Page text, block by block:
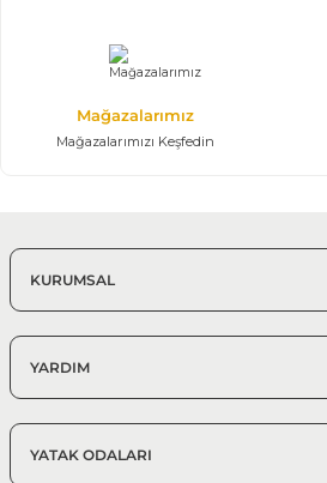
Mağazalarımız
Mağazalarımızı Keşfedin
KURUMSAL
YARDIM
YATAK ODALARI